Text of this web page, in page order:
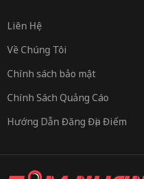
Liên Hệ
Về Chúng Tôi
Chính sách bảo mật
Chính Sách Quảng Cáo
Hướng Dẫn Đăng Địa Điểm